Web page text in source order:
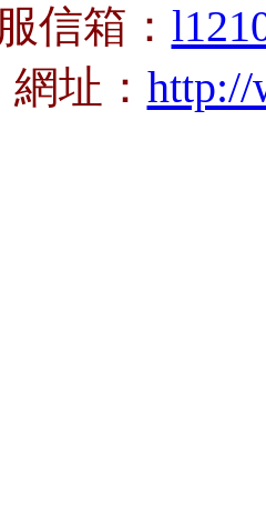
信箱：
網址： http://